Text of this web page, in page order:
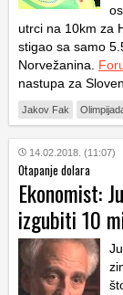
utrci na 10km za
stigao sa samo
Norvežanina.
nastupa za
Jakov Fak
14.02.2018. (11:07)
Otapanje dolara
Ekonomist:
izgubiti 10